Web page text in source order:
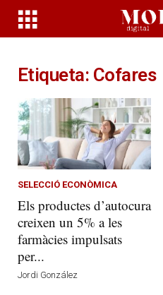
Etiqueta: Cofares
SELECCIÓ ECONÒMICA
Els productes d’autocura
creixen un 5% a les
farmàcies impulsats
per...
Jordi González